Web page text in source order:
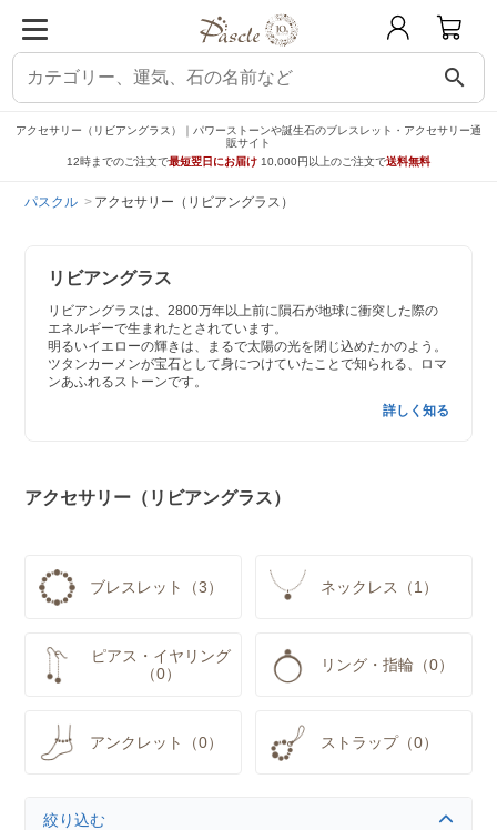
search
アクセサリー（リビアングラス）｜パワーストーンや誕生石のブレスレット・アクセサリー通
販サイト
12時までのご注文で最短翌日にお届け 10,000円以上のご注文で送料無料
パスクル アクセサリー（リビアングラス）
リビアングラス
リビアングラスは、2800万年以上前に隕石が地球に衝突した際の
エネルギーで生まれたとされています。
明るいイエローの輝きは、まるで太陽の光を閉じ込めたかのよう。
ツタンカーメンが宝石として身につけていたことで知られる、ロマ
ンあふれるストーンです。
詳しく知る
アクセサリー（リビアングラス）
ブレスレット（3） ネックレス（1）
ピアス・イヤリング
（0）
リング・指輪（0）
アンクレット（0） ストラップ（0）
絞り込む